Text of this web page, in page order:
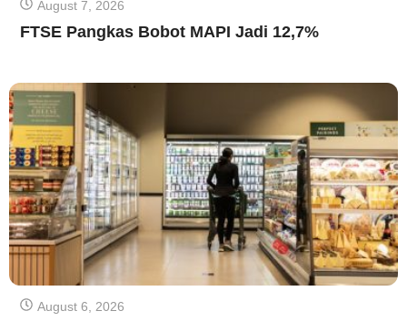
August 7, 2026
FTSE Pangkas Bobot MAPI Jadi 12,7%
August 6, 2026